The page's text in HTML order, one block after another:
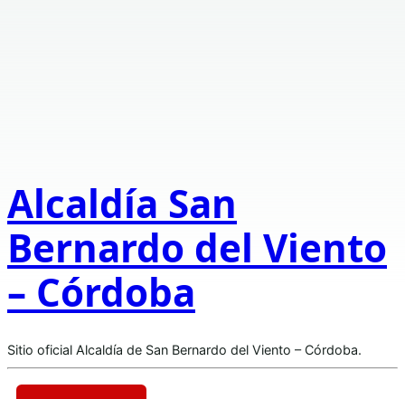
Alcaldía San
Bernardo del Viento
– Córdoba
Sitio oficial Alcaldía de San Bernardo del Viento – Córdoba.